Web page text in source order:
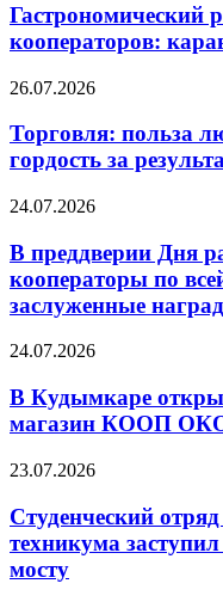
Гастрономический
кооператоров:
26.07.2026
Торговля: польза
гордость за
24.07.2026
В преддверии Дня
кооператоры по
заслуженные
24.07.2026
В Кудымкаре
магазин КООП
23.07.2026
Студенческий
техникума
мосту